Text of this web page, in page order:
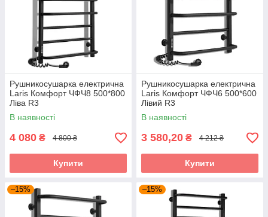
Рушникосушарка електрична
Laris Комфорт ЧФЧ8 500*800
Ліва R3
В наявності
4 080 ₴ 4 800 ₴
Купити
Рушникосушарка електрична
Laris Комфорт ЧФЧ6 500*600
Лівий R3
В наявності
3 580,20 ₴ 4 212 ₴
Купити
–15% –15%